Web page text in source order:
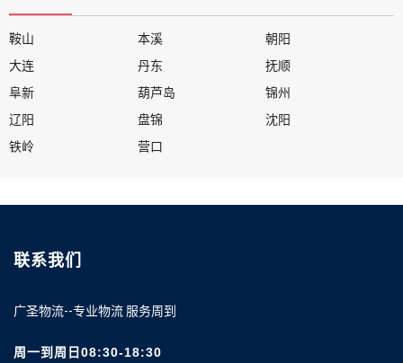
鞍山 本溪
朝阳
大连
丹东
抚顺
阜新
葫芦岛
锦州
辽阳
盘锦
沈阳
铁岭
营口
联系我们
广圣物流--专业物流 服务周到
周一到周日08:30-18:30